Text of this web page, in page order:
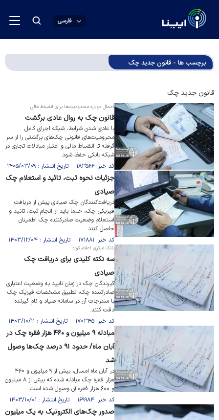
فارسی
برچسب ها - قانون جدید چک
قانون جدید چک
اعمال دوباره محدودیت‌ها برای انضباط مالی
قانون چک به روال عادی برگشت
با عادی شدن شرایط، شبکه اجرای کامل
محرومیت‌های قانونی چک‌های برگشتی را از سر
گرفته تا انضباط مالی و اعتبار مبادلات تجاری در
شبکه بانکی حفظ شود.
کد خبر: ۱۸۳۵۶۶ تاریخ انتشار : ۱۴۰۵/۰۳/۰۹
جزئیات نحوه ثبت، تائید و استعلام چک
صیادی
دریافت‌کنندگان چک صیادی پیش از دریافت
فیزیکی چک، حتما باید از انجام ثبت، تائید و
استعلام وضعیت صادرکننده چک اطمینان
حاصل کنند.
کد خبر: ۱۷۱۸۸۱ تاریخ انتشار : ۱۴۰۳/۱۲/۰۴
بانک مرکزی اعلام کرد؛
سه نکته کلیدی برای دریافت چک
صیادی
گیرندگان چک در زمان تایید به وضعیت اعتباری
صادرکننده چک، تطبیق مشخصات فیزیک چک
با مندرجات آن در سامانه صیاد و نام گیرنده
دقت کنند.
کد خبر: ۱۷۰۳۴۵ تاریخ انتشار : ۱۴۰۳/۱۰/۱۱
مبادله ۹ میلیون و ۴۶۰ هزار فقره چک در
آبان ماه/ حدود ۹۱ درصد چک‌ها وصول
شد
در آبان ماه امسال، بیش از ۹ میلیون و ۴۶۰
هزار فقره چک مبادله شده که بیش از ۸ میلیون
و ۶۰۰ هزار فقره آن وصول شده است.
کد خبر: ۱۶۹۹۸۴ تاریخ انتشار : ۱۴۰۳/۱۰/۰۱
صدور چک‌های الکترونیک به یک میلیون